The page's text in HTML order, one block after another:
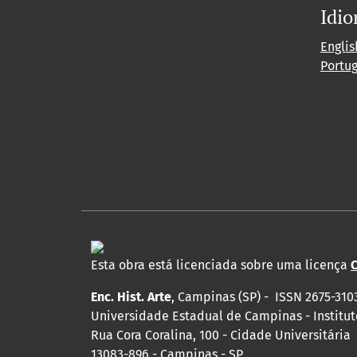
Esta obra está licenciada sobre uma licença
Enc. Hist. Arte, Campinas (SP) - ISSN 2675-
Universidade Estadual de Campinas -
Rua Cora Coralina, 100 - Cidade Universitária